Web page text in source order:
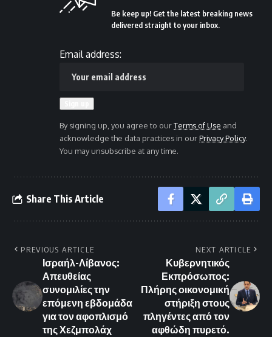
Be keep up! Get the latest breaking news
delivered straight to your inbox.
Email address:
By signing up, you agree to ourTerms of Use and
acknowledge the data practices in ourPrivacy Policy.
You may unsubscribe at any time.
Share This Article
PREVIOUS ARTICLE
Ισραήλ-Λίβανος:
Απευθείας
συνομιλίες την
επόμενη εβδομάδα
για τον αφοπλισμό
της Χεζμπολάχ
NEXT ARTICLE
Κυβερνητικός
Εκπρόσωπος:
Πλήρης οικονομική
στήριξη στους
πληγέντες από τον
αφθώδη πυρετό.